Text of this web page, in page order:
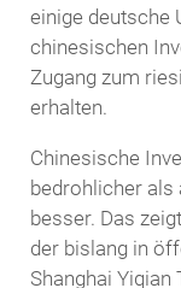
einige deutsche
chinesischen
Zugang zum
erhalten.
Chinesische
bedrohlicher als
besser. Das
der bislang in
Shanghai Yiqian